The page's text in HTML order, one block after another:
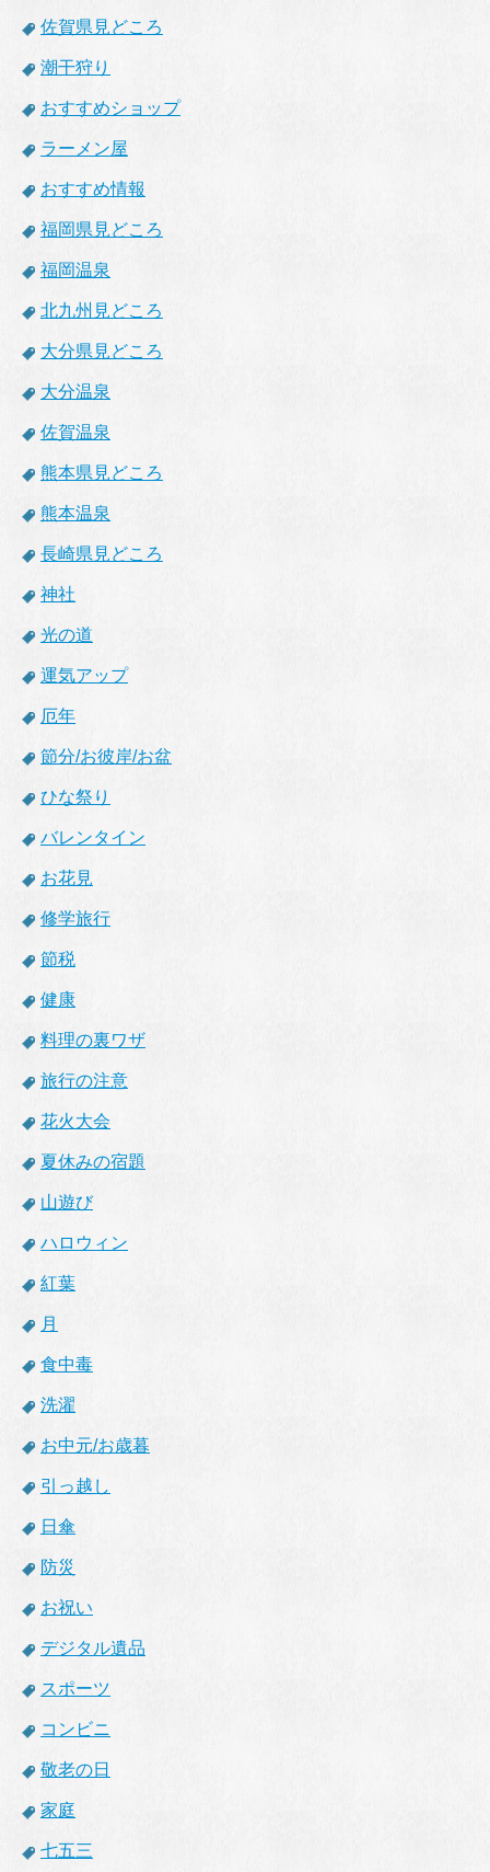
佐賀県見どころ
潮干狩り
おすすめショップ
ラーメン屋
おすすめ情報
福岡県見どころ
福岡温泉
北九州見どころ
大分県見どころ
大分温泉
佐賀温泉
熊本県見どころ
熊本温泉
長崎県見どころ
神社
光の道
運気アップ
厄年
節分/お彼岸/お盆
ひな祭り
バレンタイン
お花見
修学旅行
節税
健康
料理の裏ワザ
旅行の注意
花火大会
夏休みの宿題
山遊び
ハロウィン
紅葉
月
食中毒
洗濯
お中元/お歳暮
引っ越し
日傘
防災
お祝い
デジタル遺品
スポーツ
コンビニ
敬老の日
家庭
七五三